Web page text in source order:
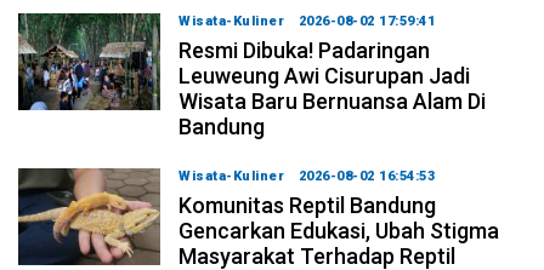
Wisata-Kuliner 2026-08-02 17:59:41
Resmi Dibuka! Padaringan
Leuweung Awi Cisurupan Jadi
Wisata Baru Bernuansa Alam Di
Bandung
Wisata-Kuliner 2026-08-02 16:54:53
Komunitas Reptil Bandung
Gencarkan Edukasi, Ubah Stigma
Masyarakat Terhadap Reptil